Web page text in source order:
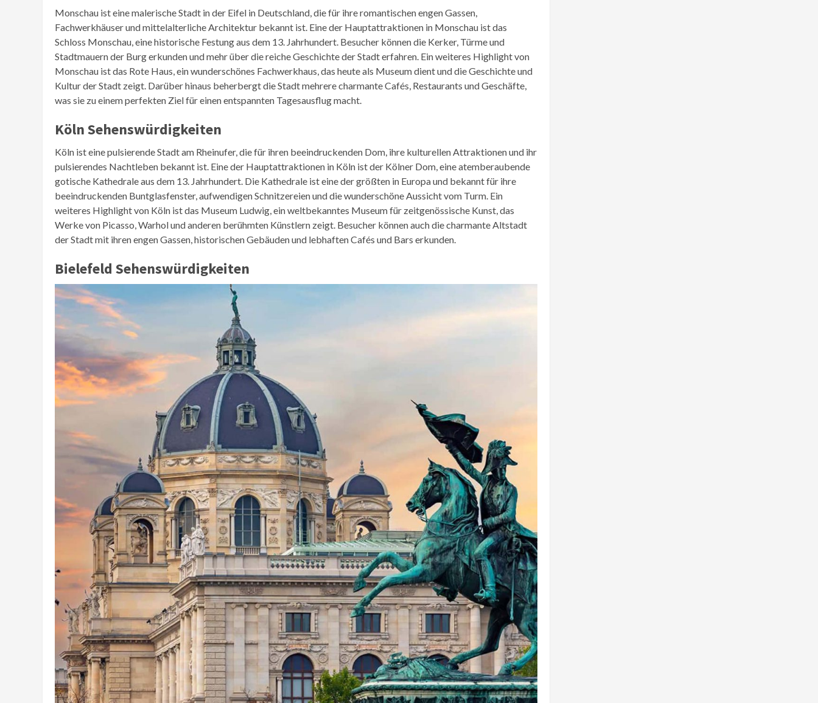
Monschau ist eine malerische Stadt in der Eifel in Deutschland, die für ihre romantischen engen Gassen,
Fachwerkhäuser und mittelalterliche Architektur bekannt ist. Eine der Hauptattraktionen in Monschau ist das
Schloss Monschau, eine historische Festung aus dem 13. Jahrhundert. Besucher können die Kerker, Türme und
Stadtmauern der Burg erkunden und mehr über die reiche Geschichte der Stadt erfahren. Ein weiteres Highlight von
Monschau ist das Rote Haus, ein wunderschönes Fachwerkhaus, das heute als Museum dient und die Geschichte und
Kultur der Stadt zeigt. Darüber hinaus beherbergt die Stadt mehrere charmante Cafés, Restaurants und Geschäfte,
was sie zu einem perfekten Ziel für einen entspannten Tagesausflug macht.
Köln Sehenswürdigkeiten
Köln ist eine pulsierende Stadt am Rheinufer, die für ihren beeindruckenden Dom, ihre kulturellen Attraktionen und ihr
pulsierendes Nachtleben bekannt ist. Eine der Hauptattraktionen in Köln ist der Kölner Dom, eine atemberaubende
gotische Kathedrale aus dem 13. Jahrhundert. Die Kathedrale ist eine der größten in Europa und bekannt für ihre
beeindruckenden Buntglasfenster, aufwendigen Schnitzereien und die wunderschöne Aussicht vom Turm. Ein
weiteres Highlight von Köln ist das Museum Ludwig, ein weltbekanntes Museum für zeitgenössische Kunst, das
Werke von Picasso, Warhol und anderen berühmten Künstlern zeigt. Besucher können auch die charmante Altstadt
der Stadt mit ihren engen Gassen, historischen Gebäuden und lebhaften Cafés und Bars erkunden.
Bielefeld Sehenswürdigkeiten